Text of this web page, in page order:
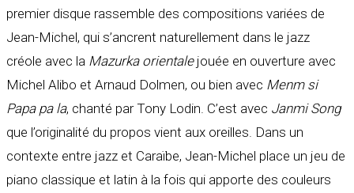
premier disque rassemble des compositions variées de
Jean-Michel, qui s’ancrent naturellement dans le jazz
créole avec la Mazurka orientalejouée en ouverture avec
Michel Alibo et Arnaud Dolmen, ou bien avec Menm si
Papa pa la, chanté par Tony Lodin. C’est avec Janmi Song
que l’originalité du propos vient aux oreilles. Dans un
contexte entre jazz et Caraïbe, Jean-Michel place un jeu de
piano classique et latin à la fois qui apporte des couleurs